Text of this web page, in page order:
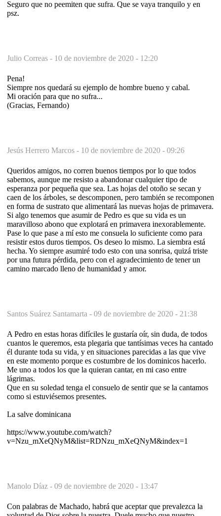
Seguro que no peemiten que sufra. Que se vaya tranquilo y en
psz.
Julio Correas - 10 de noviembre de 2020 - 12:20
Pena!
Siempre nos quedará su ejemplo de hombre bueno y cabal.
Mi oración para que no sufra...
(Gracias, Fernando)
Jesús Herrero Marcos - 10 de noviembre de 2020 - 09:26
Queridos amigos, no corren buenos tiempos por lo que todos
sabemos, aunque me resisto a abandonar cualquier tipo de
esperanza por pequeña que sea. Las hojas del otoño se secan y
caen de los árboles, se descomponen, pero también se recomponen
en forma de sustrato que alimentará las nuevas hojas de primavera.
Si algo tenemos que asumir de Pedro es que su vida es un
maravilloso abono que explotará en primavera inexorablemente.
Pase lo que pase a mí esto me consuela lo suficiente como para
resistir estos duros tiempos. Os deseo lo mismo. La siembra está
hecha. Yo siempre asumiré todo esto con una sonrisa, quizá triste
por una futura pérdida, pero con el agradecimiento de tener un
camino marcado lleno de humanidad y amor.
Santos Suárez Santamarta - 09 de noviembre de 2020 - 21:38
A Pedro en estas horas difíciles le gustaría oír, sin duda, de todos
cuantos le queremos, esta plegaria que tantísimas veces ha cantado
él durante toda su vida, y en situaciones parecidas a las que vive
en este momento porque es costumbre de los dominicos hacerlo.
Me uno a todos los que la quieran cantar, en mi caso entre
lágrimas.
Que en su soledad tenga el consuelo de sentir que se la cantamos
como si estuviésemos presentes.
La salve dominicana
https://www.youtube.com/watch?
v=Nzu_mXeQNyM&list=RDNzu_mXeQNyM&index=1
Manolo Díaz - 09 de noviembre de 2020 - 13:47
Con palabras de Machado, habrá que aceptar que prevalezca la